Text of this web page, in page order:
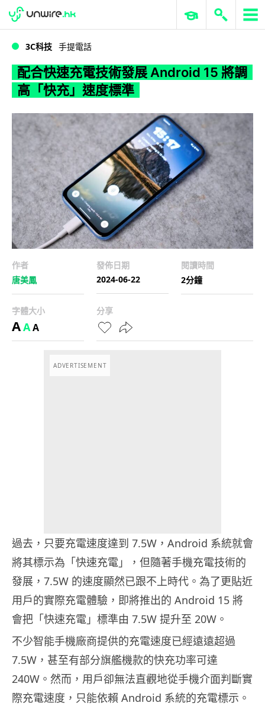
WWDC 2026 ERP 與商業 AI
3C科技 手提電話
配合快速充電技術發展 Android 15 將調
高「快充」速度標準
作者
唐美鳳
發佈日期
2024-06-22
閱讀時間
2分鐘
字體大小
AAA
分享
ADVERTISEMENT
過去，只要充電速度達到 7.5W，Android 系統就會
將其標示為「快速充電」，但隨著手機充電技術的
發展，7.5W 的速度顯然已跟不上時代。為了更貼近
用戶的實際充電體驗，即將推出的 Android 15 將
會把「快速充電」標準由 7.5W 提升至 20W。
不少智能手機廠商提供的充電速度已經遠遠超過
7.5W，甚至有部分旗艦機款的快充功率可達
240W。然而，用戶卻無法直觀地從手機介面判斷實
際充電速度，只能依賴 Android 系統的充電標示。